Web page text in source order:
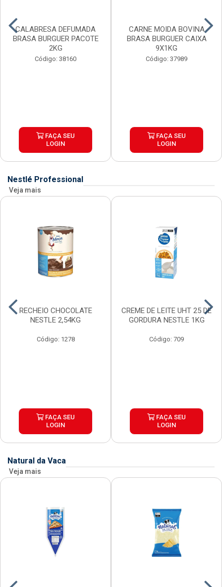
CALABRESA DEFUMADA
BRASA BURGUER PACOTE
2KG
Código: 38160
FAÇA SEU
LOGIN
CARNE MOIDA BOVINA
BRASA BURGUER CAIXA
9X1KG
Código: 37989
FAÇA SEU
LOGIN
Nestlé Professional
Veja mais
RECHEIO CHOCOLATE
NESTLE 2,54KG
Código: 1278
FAÇA SEU
LOGIN
CREME DE LEITE UHT 25 DE
GORDURA NESTLE 1KG
Código: 709
FAÇA SEU
LOGIN
Natural da Vaca
Veja mais